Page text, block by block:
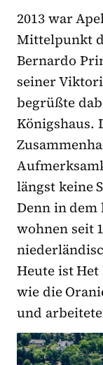
2013 war
Mittelpunkt
Bernardo
seiner
begrüßte
Königshaus.
längst keine
Denn in dem
wohnen seit
Heute ist Het
wie die
und